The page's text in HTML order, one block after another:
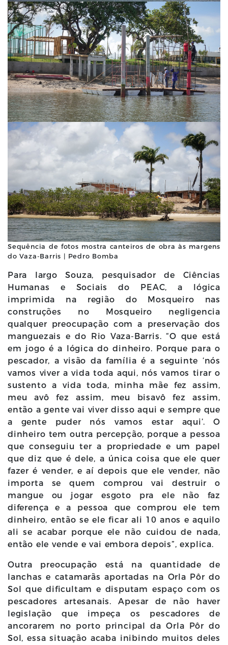
Sequência de fotos mostra canteiros de obra às margens
do Vaza-Barris | Pedro Bomba
Para Iargo Souza, pesquisador de Ciências
Humanas e Sociais do PEAC, a lógica
imprimida na região do Mosqueiro nas
construções no Mosqueiro negligencia
qualquer preocupação com a preservação dos
manguezais e do Rio Vaza-Barris. “O que está
em jogo é a lógica do dinheiro. Porque para o
pescador, a visão da família é a seguinte ‘nós
vamos viver a vida toda aqui, nós vamos tirar o
sustento a vida toda, minha mãe fez assim,
meu avô fez assim, meu bisavô fez assim,
então a gente vai viver disso aqui e sempre que
a gente puder nós vamos estar aqui’. O
dinheiro tem outra percepção, porque a pessoa
que conseguiu ter a propriedade e um papel
que diz que é dele, a única coisa que ele quer
fazer é vender, e aí depois que ele vender, não
importa se quem comprou vai destruir o
mangue ou jogar esgoto pra ele não faz
diferença e a pessoa que comprou ele tem
dinheiro, então se ele ficar ali 10 anos e aquilo
ali se acabar porque ele não cuidou de nada,
então ele vende e vai embora depois”, explica.
Outra preocupação está na quantidade de
lanchas e catamarãs aportadas na Orla Pôr do
Sol que dificultam e disputam espaço com os
pescadores artesanais. Apesar de não haver
legislação que impeça os pescadores de
ancorarem no porto principal da Orla Pôr do
Sol, essa situação acaba inibindo muitos deles